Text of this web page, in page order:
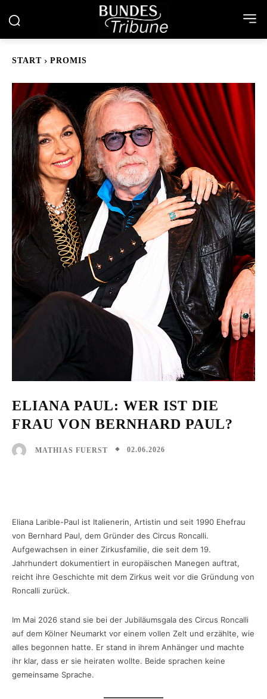
START PROMIS
ELIANA PAUL: WER IST DIE
FRAU VON BERNHARD PAUL?
MATHIAS FUERST 02.06.2026
Eliana Larible-Paul ist Italienerin, Artistin und seit 1990 Ehefrau
von Bernhard Paul, dem Gründer des Circus Roncalli.
Aufgewachsen in einer Zirkusfamilie, die seit dem 19.
Jahrhundert dokumentiert in europäischen Manegen auftrat,
reicht ihre Geschichte mit dem Zirkus weit vor die Gründung von
Roncalli zurück.
Im Mai 2026 stand sie bei der Jubiläumsgala des Circus Roncalli
auf dem Kölner Neumarkt vor einem vollen Zelt und erzählte, wie
alles begonnen hatte. Er stand in ihrem Anhänger und machte
ihr klar, dass er sie heiraten wollte. Beide sprachen keine
gemeinsame Sprache.